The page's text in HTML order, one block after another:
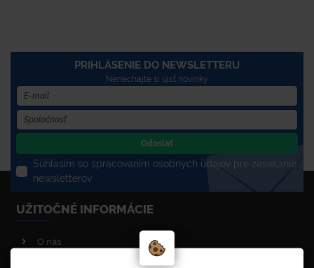
PRIHLÁSENIE DO NEWSLETTERU
Nenechajte si újsť novinky
Odoslať
Súhlasím so spracovaním osobných údajov pre zasielanie
newsletterov
UŽITOČNÉ INFORMÁCIE
O nás